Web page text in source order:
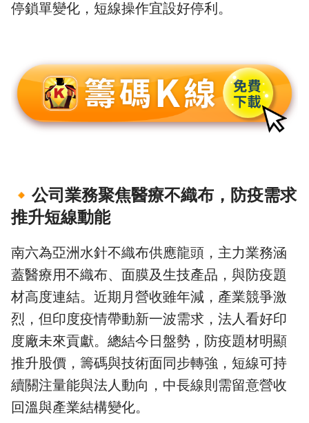
停鎖單變化，短線操作宜設好停利。
🔸 公司業務聚焦醫療不織布，防疫需求
推升短線動能
南六為亞洲水針不織布供應龍頭，主力業務涵
蓋醫療用不織布、面膜及生技產品，與防疫題
材高度連結。近期月營收雖年減，產業競爭激
烈，但印度疫情帶動新一波需求，法人看好印
度廠未來貢獻。總結今日盤勢，防疫題材明顯
推升股價，籌碼與技術面同步轉強，短線可持
續關注量能與法人動向，中長線則需留意營收
回溫與產業結構變化。